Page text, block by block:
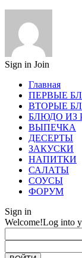
Sign in Join
Главная
ПЕРВЫЕ
ВТОРЫЕ
БЛЮДО ИЗ
ВЫПЕЧКА
ДЕСЕРТЫ
ЗАКУСКИ
НАПИТКИ
САЛАТЫ
СОУСЫ
ФОРУМ
Sign in
Welcome!Log into